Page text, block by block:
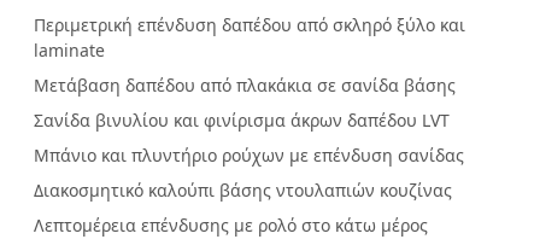
Περιμετρική επένδυση δαπέδου από σκληρό ξύλο και
laminate
Μετάβαση δαπέδου από πλακάκια σε σανίδα βάσης
Σανίδα βινυλίου και φινίρισμα άκρων δαπέδου LVT
Μπάνιο και πλυντήριο ρούχων με επένδυση σανίδας
Διακοσμητικό καλούπι βάσης ντουλαπιών κουζίνας
Λεπτομέρεια επένδυσης με ρολό στο κάτω μέρος